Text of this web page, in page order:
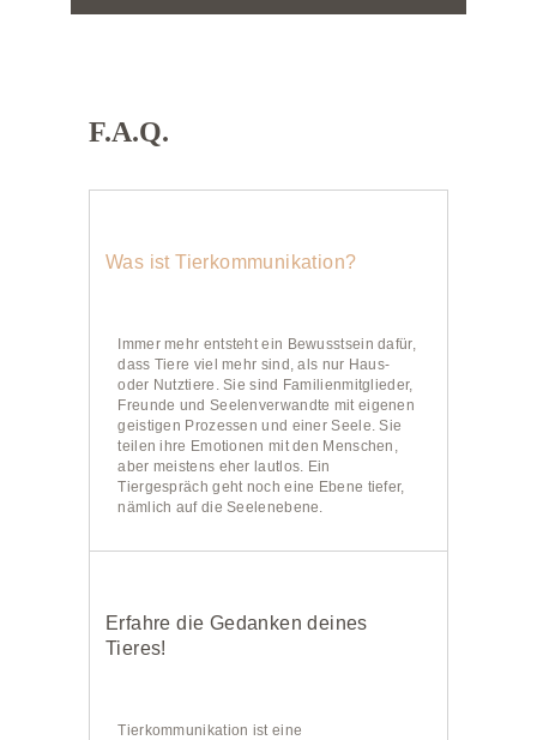
F.A.Q.
Was ist Tierkommunikation?
Immer mehr entsteht ein Bewusstsein dafür,
dass Tiere viel mehr sind, als nur Haus-
oder Nutztiere. Sie sind Familienmitglieder,
Freunde und Seelenverwandte mit eigenen
geistigen Prozessen und einer Seele. Sie
teilen ihre Emotionen mit den Menschen,
aber meistens eher lautlos. Ein
Tiergespräch geht noch eine Ebene tiefer,
nämlich auf die Seelenebene.
Erfahre die Gedanken deines
Tieres!
Tierkommunikation ist eine